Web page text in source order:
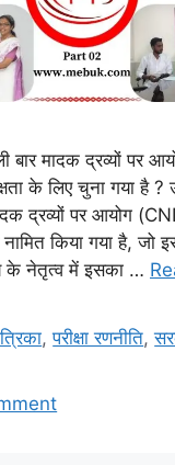
बार मादक द्रव्यों पर
के लिए चुना गया है ?
द्रव्यों पर आयोग
किया गया है, जो
के नेतृत्व में इसका …
,परीक्षा रणनीति,